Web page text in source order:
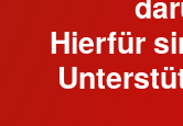
Hierfür